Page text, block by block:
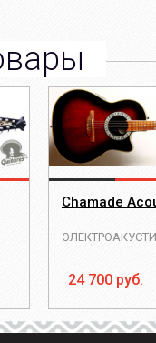
Chamade
24 700 руб.